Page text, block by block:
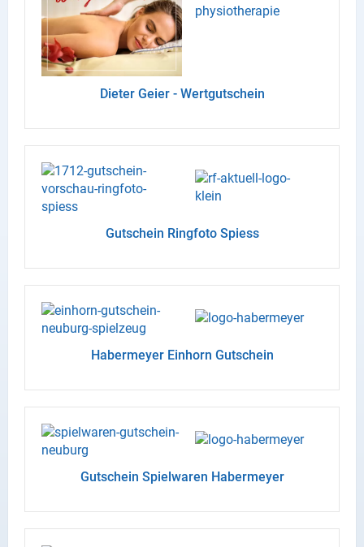
Die­ter Geier - Wert­gut­schein
Gut­schein Ring­fo­to Spiess
Ha­ber­mey­er Ein­horn Gut­schein
Gut­schein Spiel­wa­ren Ha­ber­mey­er